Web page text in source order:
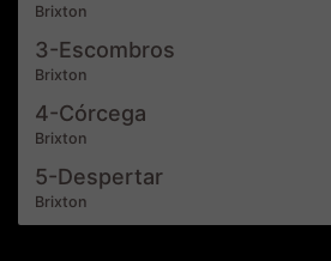
Brixton
3-Escombros
Brixton
4-Córcega
Brixton
5-Despertar
Brixton